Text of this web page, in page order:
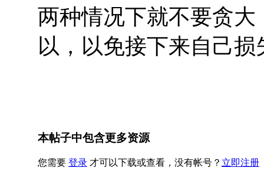
两种情况下就不要贪
以，以免接下来自己损
本帖子中包含更多资源
您需要 登录 才可以下载或查看，没有帐号？ 立即注册